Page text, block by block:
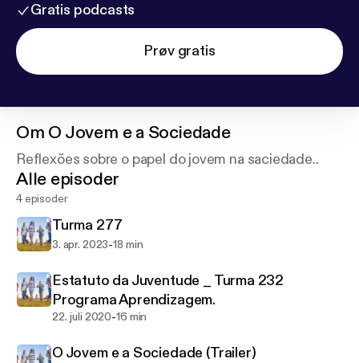
Gratis podcasts
Prøv gratis
Om O Jovem e a Sociedade
Reflexões sobre o papel do jovem na saciedade..
Alle episoder
4 episoder
Turma 277
3. apr. 2023-18 min
Estatuto da Juventude _ Turma 232
Programa Aprendizagem.
22. juli 2020-16 min
O Jovem e a Sociedade (Trailer)